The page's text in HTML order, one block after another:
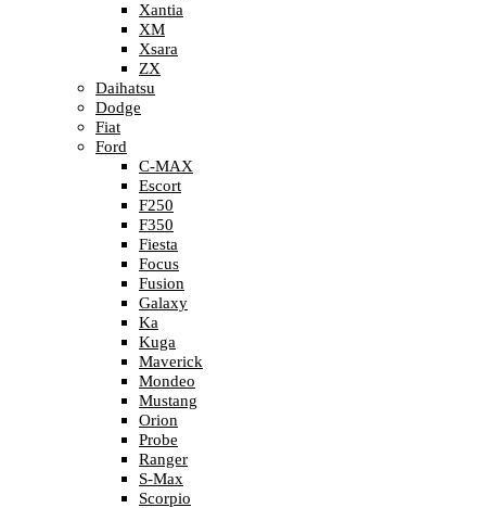
Xantia
XM
Xsara
ZX
Daihatsu
Dodge
Fiat
Ford
C-MAX
Escort
F250
F350
Fiesta
Focus
Fusion
Galaxy
Ka
Kuga
Maverick
Mondeo
Mustang
Orion
Probe
Ranger
S-Max
Scorpio